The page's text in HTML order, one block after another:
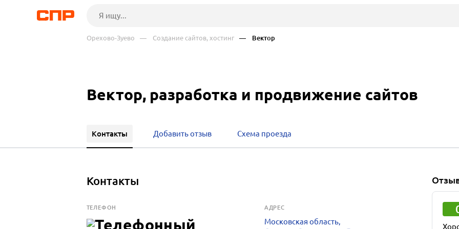
Орехово-Зуево — Создание сайтов, хостинг — Вектор
Вектор, разработка и продвижение сайтов
Контакты Добавить отзыв Схема проезда
Контакты
ТЕЛЕФОН АДРЕС
Московская область,